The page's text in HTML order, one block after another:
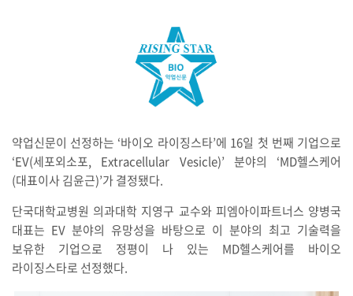
약업신문이 선정하는 ‘바이오 라이징스타’에 16일 첫 번째 기업으로
‘EV(세포외소포, Extracellular Vesicle)’ 분야의 ‘MD헬스케어
(대표이사 김윤근)’가 결정됐다.
단국대학교병원 의과대학 지영구 교수와 피엠아이파트너스 양병국
대표는 EV 분야의 유망성을 바탕으로 이 분야의 최고 기술력을
보유한 기업으로 정평이 나 있는 MD헬스케어를 바이오
라이징스타로 선정했다.